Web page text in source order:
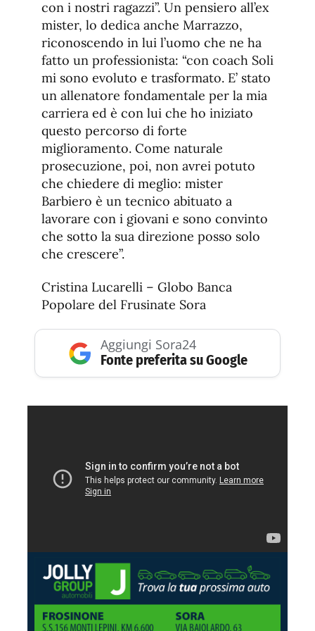
con i nostri ragazzi”. Un pensiero all’ex
mister, lo dedica anche Marrazzo,
riconoscendo in lui l’uomo che ne ha
fatto un professionista: “con coach Soli
mi sono evoluto e trasformato. E’ stato
un allenatore fondamentale per la mia
carriera ed è con lui che ho iniziato
questo percorso di forte
miglioramento. Come naturale
prosecuzione, poi, non avrei potuto
che chiedere di meglio: mister
Barbiero è un tecnico abituato a
lavorare con i giovani e sono convinto
che sotto la sua direzione posso solo
che crescere”.
Cristina Lucarelli – Globo Banca
Popolare del Frusinate Sora
Aggiungi Sora24
Fonte preferita su Google